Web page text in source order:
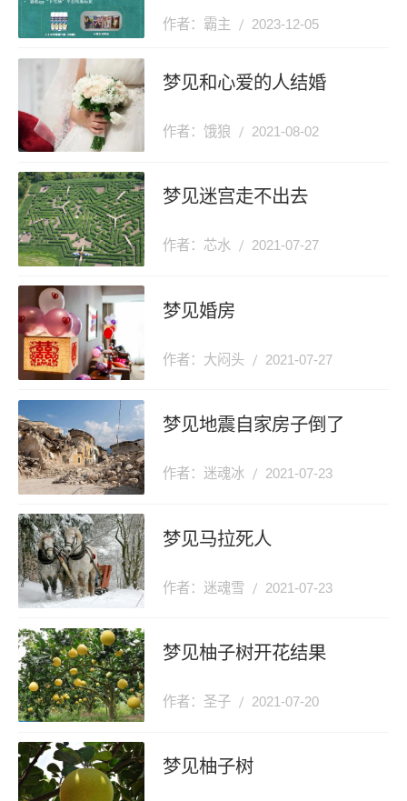
作者：霸主 2023-12-05
梦见和心爱的人结婚
作者：饿狼 2021-08-02
梦见迷宫走不出去
作者：芯水 2021-07-27
梦见婚房
作者：大闷头 2021-07-27
梦见地震自家房子倒了
作者：迷魂冰 2021-07-23
梦见马拉死人
作者：迷魂雪 2021-07-23
梦见柚子树开花结果
作者：圣子 2021-07-20
梦见柚子树